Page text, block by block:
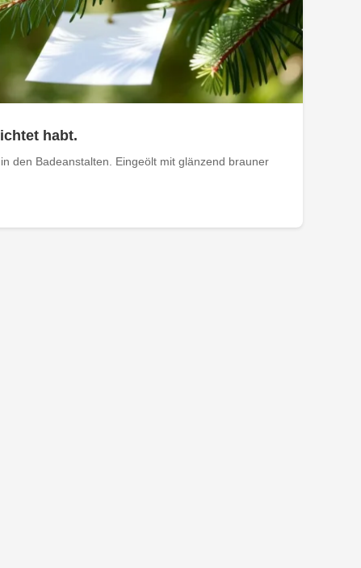
habt.
den Badeanstalten. Eingeölt mit glänzend brauner